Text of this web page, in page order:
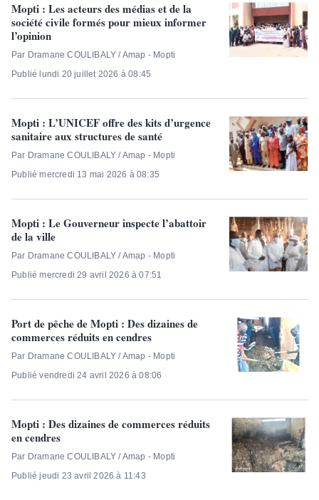
Mopti : Les acteurs des médias et de la
société civile formés pour mieux informer
l’opinion
Par Dramane COULIBALY / Amap - Mopti
Publié lundi 20 juillet 2026 à 08:45
Mopti : L’UNICEF offre des kits d’urgence
sanitaire aux structures de santé
Par Dramane COULIBALY / Amap - Mopti
Publié mercredi 13 mai 2026 à 08:35
Mopti : Le Gouverneur inspecte l’abattoir
de la ville
Par Dramane COULIBALY / Amap - Mopti
Publié mercredi 29 avril 2026 à 07:51
Port de pêche de Mopti : Des dizaines de
commerces réduits en cendres
Par Dramane COULIBALY / Amap - Mopti
Publié vendredi 24 avril 2026 à 08:06
Mopti : Des dizaines de commerces réduits
en cendres
Par Dramane COULIBALY / Amap - Mopti
Publié jeudi 23 avril 2026 à 11:43